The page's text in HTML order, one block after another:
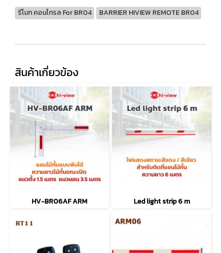
รีโมท คอนโทรล For BR04 BARRIER HIVIEW REMOTE BR04
สินค้าเกี่ยวข้อง
HV-BR06AF ARM Led light strip 6 m